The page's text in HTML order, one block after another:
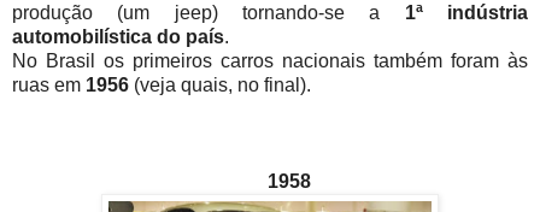
produção (um jeep) tornando-se a 1ª indústria
automobilística do país.
No Brasil os primeiros carros nacionais também foram às
ruas em 1956 (veja quais, no final).
1958